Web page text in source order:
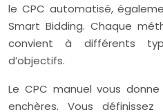
le CPC automatisé,
Smart Bidding. Chaque
convient à différents
d’objectifs.
Le CPC manuel vous
enchères. Vous